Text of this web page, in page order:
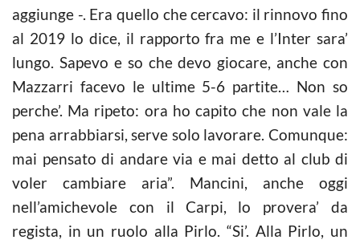
aggiunge -. Era quello che cercavo: il rinnovo fino
al 2019 lo dice, il rapporto fra me e l’Inter sara’
lungo. Sapevo e so che devo giocare, anche con
Mazzarri facevo le ultime 5-6 partite… Non so
perche’. Ma ripeto: ora ho capito che non vale la
pena arrabbiarsi, serve solo lavorare. Comunque:
mai pensato di andare via e mai detto al club di
voler cambiare aria”. Mancini, anche oggi
nell’amichevole con il Carpi, lo provera’ da
regista, in un ruolo alla Pirlo. “Si’. Alla Pirlo, un